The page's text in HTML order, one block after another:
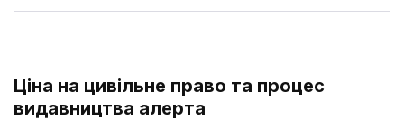
Ціна на цивільне право та процес
видавництва алерта